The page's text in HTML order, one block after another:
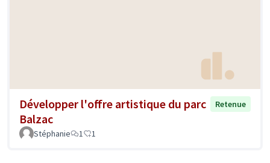
Développer l'offre artistique du parc
Balzac
Retenue
Stéphanie 1 1